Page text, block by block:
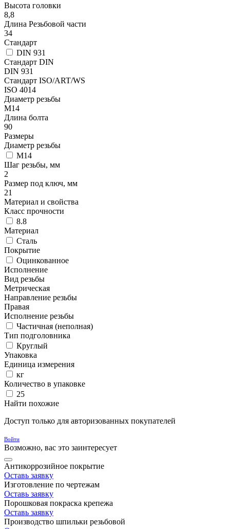
Высота головки
8,8
Длина Резьбовой части
34
Стандарт
DIN 931
Стандарт DIN
DIN 931
Стандарт ISO/ART/WS
ISO 4014
Диаметр резьбы
М14
Длина болта
90
Размеры
Диаметр резьбы
М14
Шаг резьбы, мм
2
Размер под ключ, мм
21
Материал и свойства
Класс прочности
8.8
Материал
Сталь
Покрытие
Оцинкованное
Исполнение
Вид резьбы
Метрическая
Направление резьбы
Правая
Исполнение резьбы
Частичная (неполная)
Тип подголовника
Круглый
Упаковка
Единица измерения
кг
Количество в упаковке
25
Найти похожие
Доступ только для авторизованных покупателей
Войти
Возможно, вас это заинтересует
Антикоррозийное покрытие
Оставь заявку
Изготовление по чертежам
Оставь заявку
Порошковая покраска крепежа
Оставь заявку
Производство шпильки резьбовой